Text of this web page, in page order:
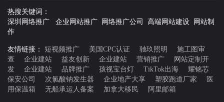
热搜关键词：
深圳网络推广 企业网站推广 网络推广公司 高端网站建设 网站制
作
友情链接： 短视频推广 美国CPC认证 驰玖照明
施工图审
查
企业建站 益友创新 企业建站 营销推广
网站定制开
发
企业建站 品牌推广 孩视宝台灯 TikTok出海
耀铭芯
保安公司
次氯酸钠发生器 企业地产大享 塑胶跑道厂家
医
用保温箱
无船承运人备案 加拿大移民 阿里邮箱